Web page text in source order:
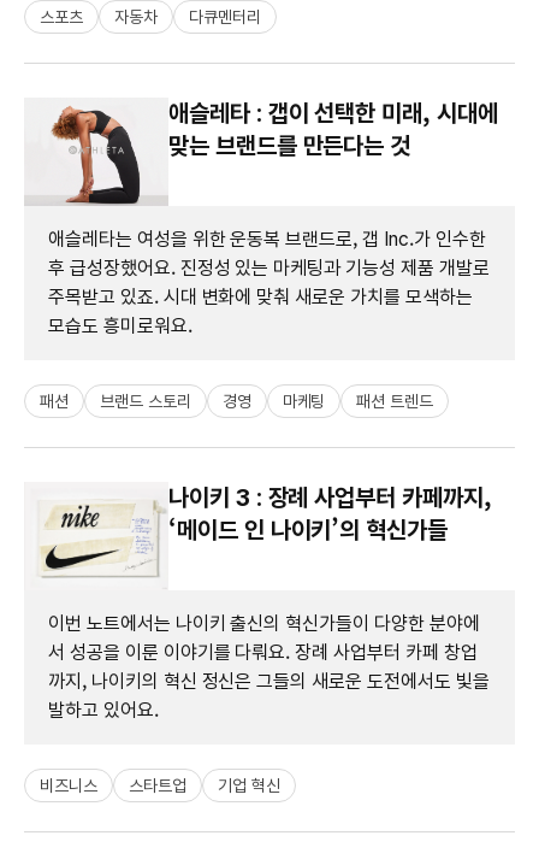
스포츠 자동차 다큐멘터리
애슬레타 : 갭이 선택한 미래, 시대에
맞는 브랜드를 만든다는 것
애슬레타는 여성을 위한 운동복 브랜드로, 갭 Inc.가 인수한
후 급성장했어요. 진정성 있는 마케팅과 기능성 제품 개발로
주목받고 있죠. 시대 변화에 맞춰 새로운 가치를 모색하는
모습도 흥미로워요.
패션 브랜드 스토리 경영 마케팅 패션 트렌드
나이키 3 : 장례 사업부터 카페까지,
‘메이드 인 나이키’의 혁신가들
이번 노트에서는 나이키 출신의 혁신가들이 다양한 분야에
서 성공을 이룬 이야기를 다뤄요. 장례 사업부터 카페 창업
까지, 나이키의 혁신 정신은 그들의 새로운 도전에서도 빛을
발하고 있어요.
비즈니스 스타트업 기업 혁신